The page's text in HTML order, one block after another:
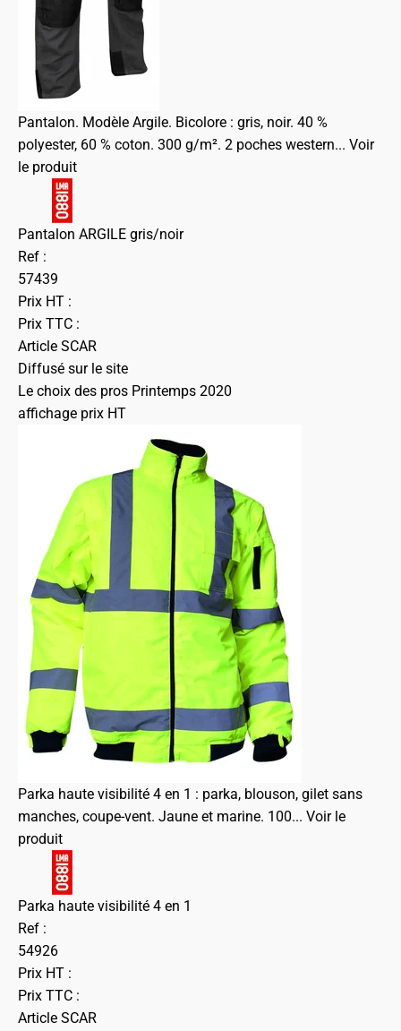
Pantalon. Modèle Argile. Bicolore : gris, noir. 40 %
polyester, 60 % coton. 300 g/m². 2 poches western... Voir
le produit
Pantalon ARGILE gris/noir
Ref :
57439
Prix HT :
Prix TTC :
Article SCAR
Diffusé sur le site
Le choix des pros Printemps 2020
affichage prix HT
Parka haute visibilité 4 en 1 : parka, blouson, gilet sans
manches, coupe-vent. Jaune et marine. 100... Voir le
produit
Parka haute visibilité 4 en 1
Ref :
54926
Prix HT :
Prix TTC :
Article SCAR